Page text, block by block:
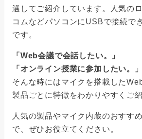
選してご紹介しています。人気の
コムなどパソコンにUSBで接続で
です。
「Web会議で会話したい。」
「オンライン授業に参加したい。」
そんな時にはマイクを搭載した
製品ごとに特徴をわかりやすくご
人気の製品やマイク内蔵のおすす
で、ぜひお役立てください。